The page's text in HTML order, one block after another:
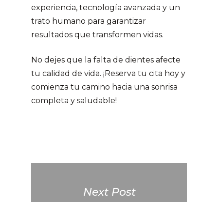
experiencia, tecnología avanzada y un
trato humano para garantizar
resultados que transformen vidas.
No dejes que la falta de dientes afecte
tu calidad de vida. ¡Reserva tu cita hoy y
comienza tu camino hacia una sonrisa
completa y saludable!
Next Post